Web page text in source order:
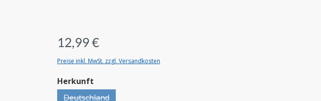
12,99 €
Preise inkl. MwSt. zzgl. Versandkosten
Herkunft
Deutschland